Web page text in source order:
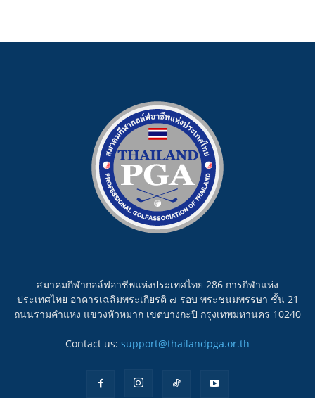
สมาคมกีฬากอล์ฟอาชีพแห่งประเทศไทย 286 การกีฬาแห่ง
ประเทศไทย อาคารเฉลิมพระเกียรติ ๗ รอบ พระชนมพรรษา ชั้น 21
ถนนรามคำแหง แขวงหัวหมาก เขตบางกะปิ กรุงเทพมหานคร 10240
Contact us: support@thailandpga.or.th